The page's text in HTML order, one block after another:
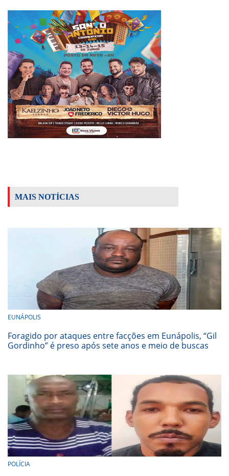
MAIS NOTÍCIAS
EUNÁPOLIS
Foragido por ataques entre facções em Eunápolis, “Gil
Gordinho” é preso após sete anos e meio de buscas
POLÍCIA